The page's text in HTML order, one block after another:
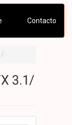
Contacto
3.1/